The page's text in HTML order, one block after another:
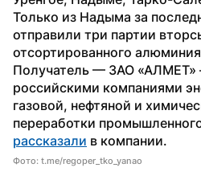
Только из Надыма за
отправили три партии
отсортированного
Получатель — ЗАО «АЛМЕТ»
российскими компаниями
газовой, нефтяной и
рассказали в компании.
Фото: t.me/regoper_tko_yanao